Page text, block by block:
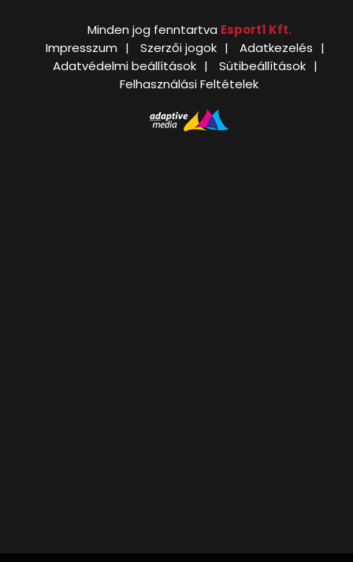
Minden jog fenntartva Esport1 Kft.
Impresszum
Szerzői jogok
Adatkezelés
Adatvédelmi beállítások
Sütibeállítások
Felhasználási Feltételek